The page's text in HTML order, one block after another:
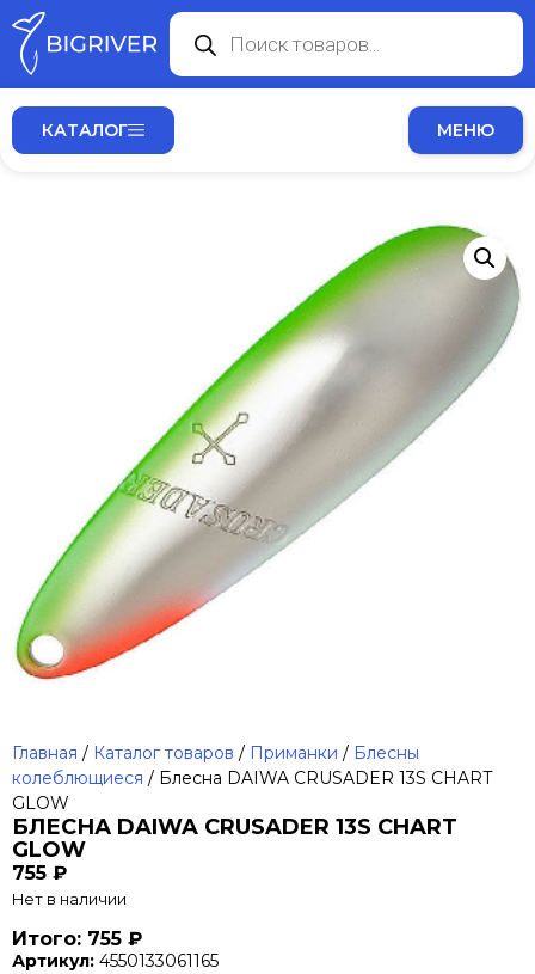
КАТАЛОГ МЕНЮ
Главная / Каталог товаров / Приманки / Блесны
колеблющиеся / Блесна DAIWA CRUSADER 13S CHART
GLOW
БЛЕСНА DAIWA CRUSADER 13S CHART
GLOW
755 ₽
Нет в наличии
Итого: 755 ₽
Артикул: 4550133061165